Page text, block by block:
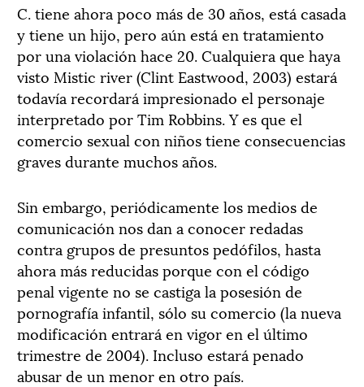
C. tiene ahora poco más de 30 años, está casada
y tiene un hijo, pero aún está en tratamiento
por una violación hace 20. Cualquiera que haya
visto Mistic river (Clint Eastwood, 2003) estará
todavía recordará impresionado el personaje
interpretado por Tim Robbins. Y es que el
comercio sexual con niños tiene consecuencias
graves durante muchos años.
Sin embargo, periódicamente los medios de
comunicación nos dan a conocer redadas
contra grupos de presuntos pedófilos, hasta
ahora más reducidas porque con el código
penal vigente no se castiga la posesión de
pornografía infantil, sólo su comercio (la nueva
modificación entrará en vigor en el último
trimestre de 2004). Incluso estará penado
abusar de un menor en otro país.